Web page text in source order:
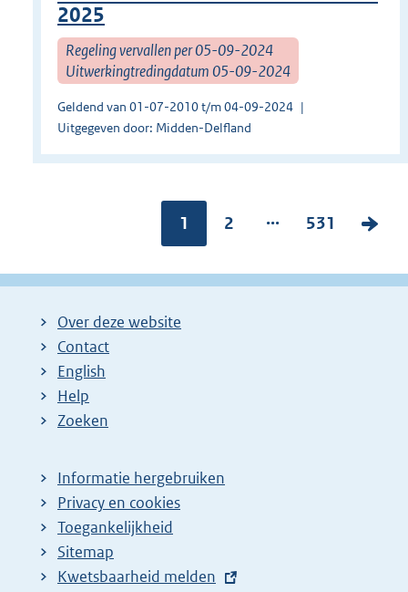
2025
Regeling vervallen per 05-09-2024
Uitwerkingtredingdatum 05-09-2024
Geldend van 01-07-2010 t/m 04-09-2024
Uitgegeven door: Midden-Delfland
Pagina:
1
P
g
2 ...
P
g
531
V
l
Over deze website
Contact
English
Help
Zoeken
Informatie hergebruiken
Privacy en cookies
Toegankelijkheid
Sitemap
E
Kwetsbaarheid melden